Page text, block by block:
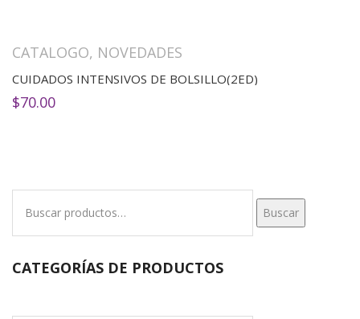
CATALOGO, NOVEDADES
CUIDADOS INTENSIVOS DE BOLSILLO(2ED)
$70.00
Buscar
CATEGORÍAS DE PRODUCTOS